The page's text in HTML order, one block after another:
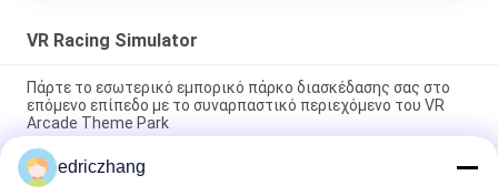
VR Racing Simulator
Πάρτε το εσωτερικό εμπορικό πάρκο διασκέδασης σας στο
επόμενο επίπεδο με το συναρπαστικό περιεχόμενο του VR
Arcade Theme Park
Εντυπωσιακό 6 θέσεις 9D VR VR Cinema Max χωρητικότητα
200kg για αξέχαστη εμπειρία
edriczhang